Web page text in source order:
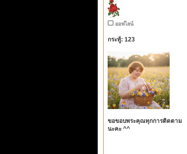
ออฟไลน์
กระทู้: 123
ขอขอบพระคุณทุกการติดตาม
นะคะ ^^